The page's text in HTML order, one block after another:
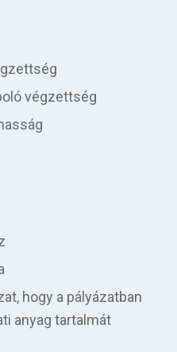
végzettség
hogy a pályázatban
anyag tartalmát